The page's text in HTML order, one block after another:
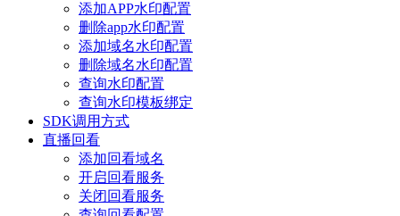
添加APP水印配置
删除app水印配置
添加域名水印配置
删除域名水印配置
查询水印配置
查询水印模板绑定
SDK调用方式
直播回看
添加回看域名
开启回看服务
关闭回看服务